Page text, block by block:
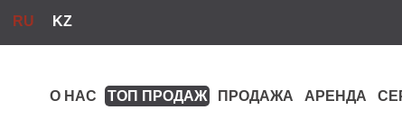
RU KZ
О НАС ТОП ПРОДАЖ ПРОДАЖА АРЕНДА